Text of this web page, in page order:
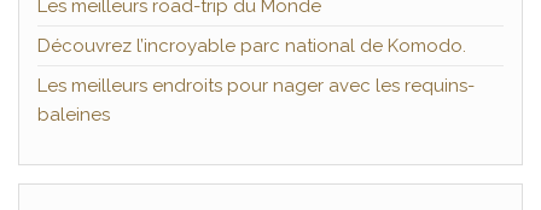
Les meilleurs road-trip du Monde
Découvrez l’incroyable parc national de Komodo.
Les meilleurs endroits pour nager avec les requins-
baleines